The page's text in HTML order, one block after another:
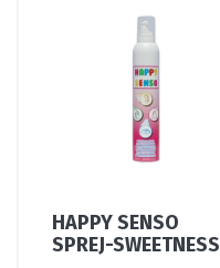
HAPPY SENSO
SPREJ-SWEETNESS